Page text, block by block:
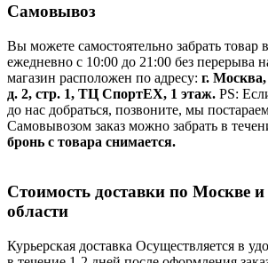
Самовывоз
Вы можете самостоятельно забрать товар
ежедневно с 10:00 до 21:00 без перерыва
магазин расположен по адресу: г.
д. 2, стр. 1, ТЦ СпортEX, 1 этаж. PS:
до нас добраться, позвоните, мы
Самовывозом заказ можно забрать в
бронь с товара снимается.
Стоимость доставки по Москве
области
Курьерская доставка Осуществляется в